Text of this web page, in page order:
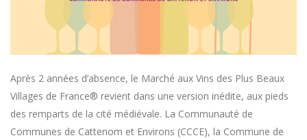
Après 2 années d’absence, le Marché aux Vins des Plus Beaux
Villages de France® revient dans une version inédite, aux pieds
des remparts de la cité médiévale. La Communauté de
Communes de Cattenom et Environs (CCCE), la Commune de